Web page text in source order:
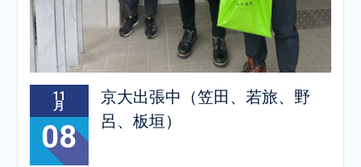
11
月
08
京大出張中（笠田、若旅、野
呂、板垣）